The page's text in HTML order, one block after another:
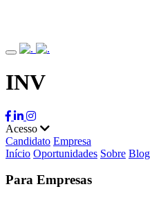
INV
Acesso
Candidato Empresa
Início Oportunidades Sobre Blog
Para Empresas